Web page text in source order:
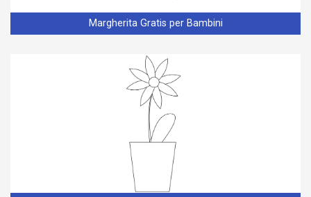
Margherita Gratis per Bambini